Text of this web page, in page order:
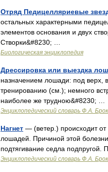
Отряд Педицелляриевые
остальных характерными
элементов основания и двух
Створки&#8230; …
Биологическая энциклопедия
Дрессировка или выездка
назначением лошади: под верх,
тренированию (см.); немного
наиболее же трудною&#8230; …
Энциклопедический словарь Ф.А.
Нагнет — (ветер.) происходит
лошадей. Причиной этой
подтягивание седла подпругой.
Энциклопедический словарь Ф.А.